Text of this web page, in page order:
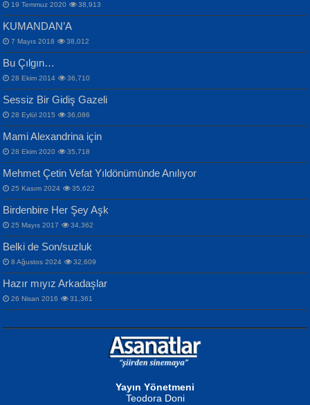
İPEK ACAR SERT
Gazze’nin Şecaati, Ümmetin İmtihanı...
MAHMUT GÜRBÜZ
İbrahim Olmak ve Bitirebilmek...
NURAN KÖSE BAYDAR
Selahattin Yıldız
İdrakimle Üşürken...
Songül Özel
Mahzen...
Ben Deniz Değilim ki...
ERDEM BAYAZIT
Sana, Bana, Vatanıma, Ülkemin
İnsanlarına Dair...
NAZIM HİKMET RAN
Bir Cezaevinde, Tecritteki Adamın
Mektupları...
19 Temmuz 2020 38,913
KUMANDAN’A
7 Mayıs 2018 38,012
Bu Çılgın…
28 Ekim 2014 36,710
Sessiz Bir Gidiş Gazeli
28 Eylül 2015 36,086
Mami Alexandrina için
28 Ekim 2020 35,718
Mehmet Çetin Vefat Yıldönümünde Anılıyor
25 Kasım 2024 35,622
Birdenbire Her Şey Aşk
25 Mayıs 2017 34,362
Belki de Son/suzluk
8 Ağustos 2024 32,609
Hazır mıyız Arkadaşlar
26 Nisan 2016 31,361
Yayın Yönetmeni
Teodora Doni